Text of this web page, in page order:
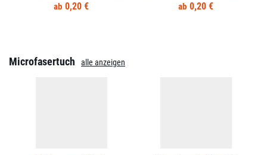
0,20 € 0,20 €
Microfasertuch alle anzeigen